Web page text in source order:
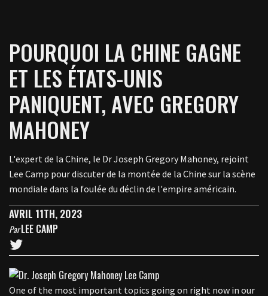
POURQUOI LA CHINE GAGNE
ET LES ÉTATS-UNIS
PANIQUENT, AVEC GREGORY
MAHONEY
L'expert de la Chine, le Dr Joseph Gregory Mahoney, rejoint
Lee Camp pour discuter de la montée de la Chine sur la scène
mondiale dans la foulée du déclin de l'empire américain.
AVRIL 11TH, 2023
ParLEE CAMP
One of the most important topics going on right now in our